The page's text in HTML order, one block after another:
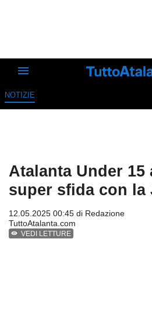
NOTIZIE
Atalanta Under
super sfida con la
12.05.2025 00:45 di Redazione
TuttoAtalanta.com
VEDI LETTURE